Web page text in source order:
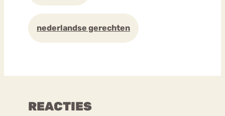
nederlandse gerechten
REACTIES